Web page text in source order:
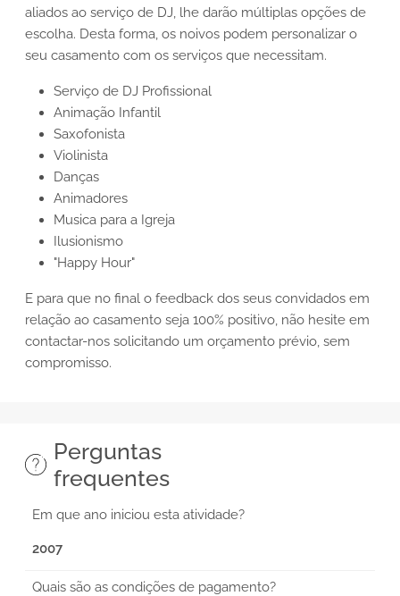
aliados ao serviço de DJ, lhe darão múltiplas opções de
escolha. Desta forma, os noivos podem personalizar o
seu casamento com os serviços que necessitam.
Serviço de DJ Profissional
Animação Infantil
Saxofonista
Violinista
Danças
Animadores
Musica para a Igreja
Ilusionismo
"Happy Hour"
E para que no final o feedback dos seus convidados em
relação ao casamento seja 100% positivo, não hesite em
contactar-nos solicitando um orçamento prévio, sem
compromisso.
Perguntas
frequentes
Em que ano iniciou esta atividade?
2007
Quais são as condições de pagamento?